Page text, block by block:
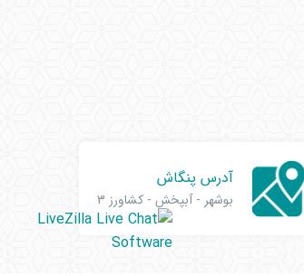
آدرس پنگاش
بوشهر - آبپخش - کشاورز 3